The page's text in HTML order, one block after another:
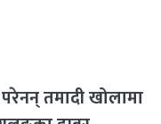
तमादी खोलामा